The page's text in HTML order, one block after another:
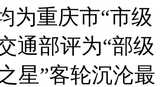
为重庆市“市级
通部评为“部级
星”客轮沉沦最